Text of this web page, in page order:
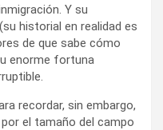
Y su
historial en realidad es
de que sabe cómo
enorme fortuna
recordar, sin embargo,
el tamaño del campo